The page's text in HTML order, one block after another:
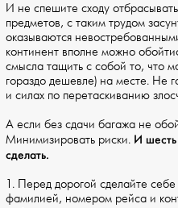
И не спешите сходу
предметов, с таким трудом
оказываются
континент вполне можно
смысла тащить с собой то, что
гораздо дешевле) на месте. Не
и силах по перетаскиванию
А если без сдачи багажа не
Минимизировать риски. И шесть
сделать.
1. Перед дорогой сделайте
фамилией, номером рейса и